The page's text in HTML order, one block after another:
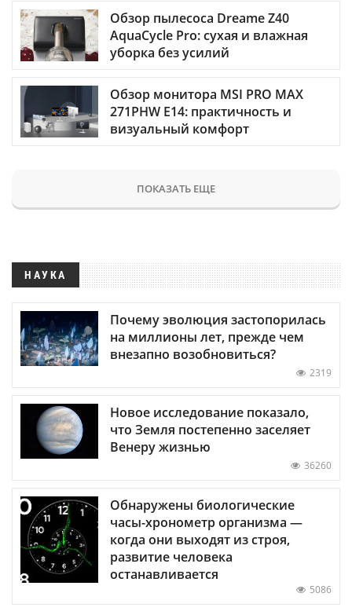
Обзор пылесоса Dreame Z40
AquaCycle Pro: сухая и влажная
уборка без усилий
Обзор монитора MSI PRO MAX
271PHW E14: практичность и
визуальный комфорт
ПОКАЗАТЬ ЕЩЕ
НАУКА
Почему эволюция застопорилась
на миллионы лет, прежде чем
внезапно возобновиться?
2319
Новое исследование показало,
что Земля постепенно заселяет
Венеру жизнью
36260
Обнаружены биологические
часы-хронометр организма —
когда они выходят из строя,
развитие человека
останавливается
5086